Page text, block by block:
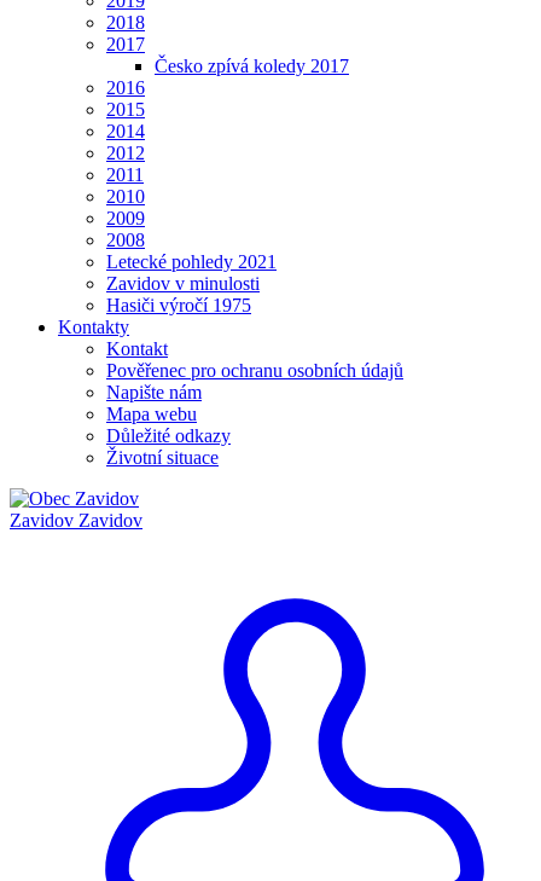
2018
2017
Česko zpívá koledy 2017
2016
2015
2014
2012
2011
2010
2009
2008
Letecké pohledy 2021
Zavidov v minulosti
Hasiči výročí 1975
Kontakty
Kontakt
Pověřenec pro ochranu osobních údajů
Napište nám
Mapa webu
Důležité odkazy
Životní situace
Zavidov Zavidov